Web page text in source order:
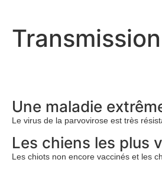
Une maladie
Le virus de la parvovirose est très
Les chiens les plus
Les chiots non encore vaccinés et les